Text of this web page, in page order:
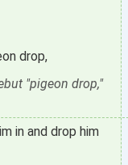
drop,
"pigeon drop,"
in and drop him